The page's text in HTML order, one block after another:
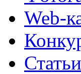
Web-